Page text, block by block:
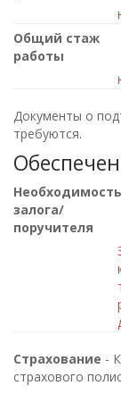
Общий стаж
работы
Документы о
требуются.
Необходимость
залога/
поручителя
Страхование -
страхового